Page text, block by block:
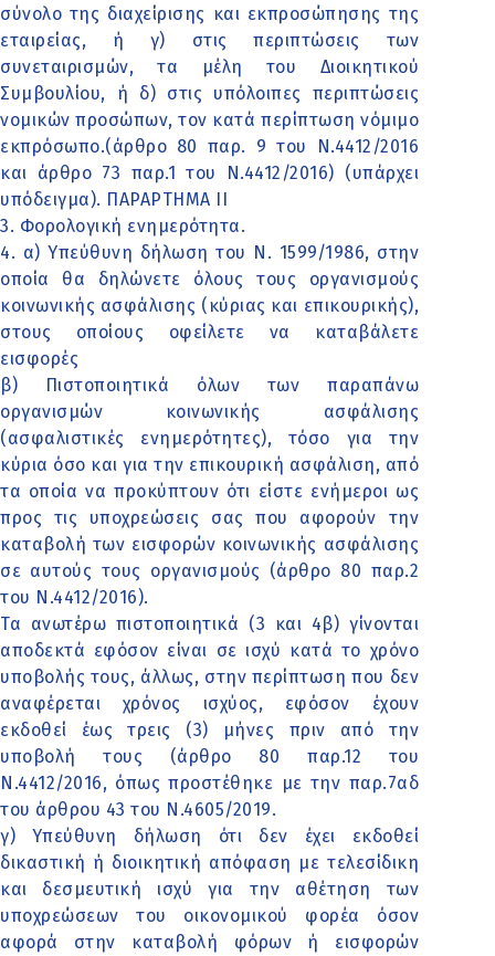
σύνολο της διαχείρισης και εκπροσώπησης της
εταιρείας, ή γ) στις περιπτώσεις των
συνεταιρισμών, τα μέλη του Διοικητικού
Συμβουλίου, ή δ) στις υπόλοιπες περιπτώσεις
νομικών προσώπων, τον κατά περίπτωση νόμιμο
εκπρόσωπο.(άρθρο 80 παρ. 9 του Ν.4412/2016
και άρθρο 73 παρ.1 του Ν.4412/2016) (υπάρχει
υπόδειγμα). ΠΑΡΑΡΤΗΜΑ ΙΙ
3. Φορολογική ενημερότητα.
4. α) Υπεύθυνη δήλωση του Ν. 1599/1986, στην
οποία θα δηλώνετε όλους τους οργανισμούς
κοινωνικής ασφάλισης (κύριας και επικουρικής),
στους οποίους οφείλετε να καταβάλετε
εισφορές
β) Πιστοποιητικά όλων των παραπάνω
οργανισμών κοινωνικής ασφάλισης
(ασφαλιστικές ενημερότητες), τόσο για την
κύρια όσο και για την επικουρική ασφάλιση, από
τα οποία να προκύπτουν ότι είστε ενήμεροι ως
προς τις υποχρεώσεις σας που αφορούν την
καταβολή των εισφορών κοινωνικής ασφάλισης
σε αυτούς τους οργανισμούς (άρθρο 80 παρ.2
του Ν.4412/2016).
Τα ανωτέρω πιστοποιητικά (3 και 4β) γίνονται
αποδεκτά εφόσον είναι σε ισχύ κατά το χρόνο
υποβολής τους, άλλως, στην περίπτωση που δεν
αναφέρεται χρόνος ισχύος, εφόσον έχουν
εκδοθεί έως τρεις (3) μήνες πριν από την
υποβολή τους (άρθρο 80 παρ.12 του
Ν.4412/2016, όπως προστέθηκε με την παρ.7αδ
του άρθρου 43 του Ν.4605/2019.
γ) Υπεύθυνη δήλωση ότι δεν έχει εκδοθεί
δικαστική ή διοικητική απόφαση με τελεσίδικη
και δεσμευτική ισχύ για την αθέτηση των
υποχρεώσεων του οικονομικού φορέα όσον
αφορά στην καταβολή φόρων ή εισφορών